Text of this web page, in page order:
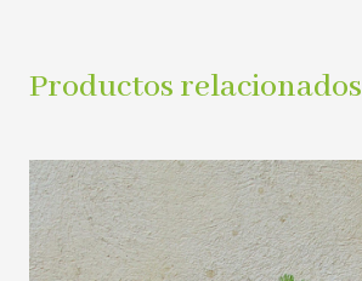
Productos relacionados